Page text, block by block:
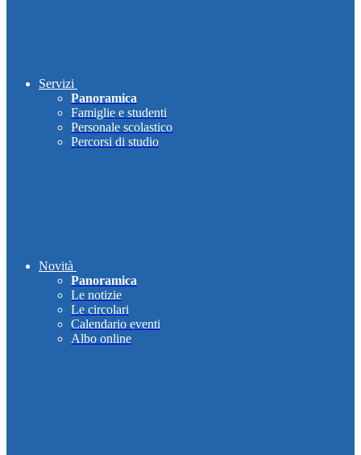
Servizi
Panoramica
Famiglie e studenti
Personale scolastico
Percorsi di studio
Novità
Panoramica
Le notizie
Le circolari
Calendario eventi
Albo online